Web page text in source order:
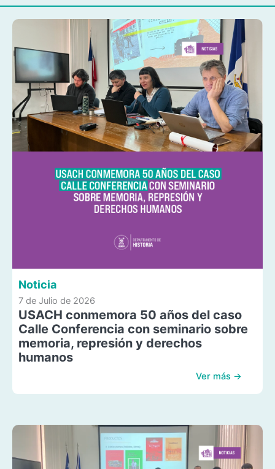
Noticia
7 de Julio de 2026
USACH conmemora 50 años del caso
Calle Conferencia con seminario sobre
memoria, represión y derechos
humanos
Ver más →